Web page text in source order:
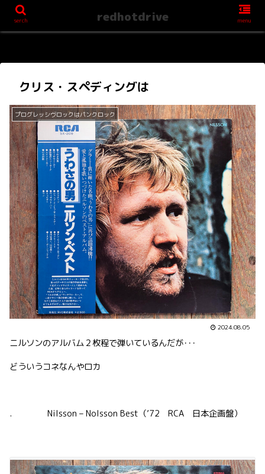
クリス・スペディングは
プログレッシヴロックはパンクロック
2024.08.05
ニルソンのアルバム２枚程で弾いているんだが･･･
どういうコネなんやロカ
. Nilsson – Nolsson Best（’72 RCA 日本企画盤）
serch redhotdrive menu